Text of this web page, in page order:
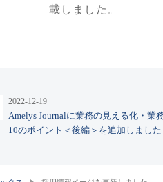
載しました。
2022-12-19
Amelys Journalに業務の見える化・業
10のポイント＜後編＞を追加しました